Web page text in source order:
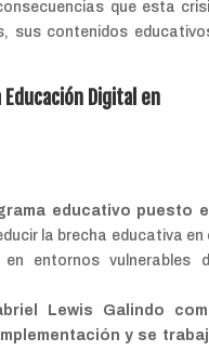
que esta
sus contenidos
Digital en
educativo puesto
la brecha educativa en
entornos vulnerables
Lewis Galindo
y se